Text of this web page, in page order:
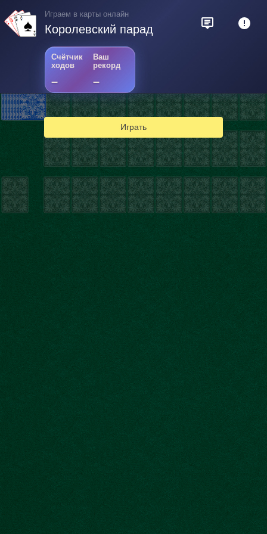
Играем в карты онлайн
Королевский парад
Счётчик
ходов
–
Ваш
рекорд
–
Играть